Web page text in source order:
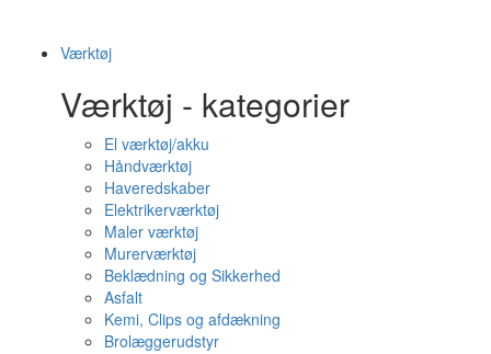
Værktøj
Værktøj - kategorier
El værktøj/akku
Håndværktøj
Haveredskaber
Elektrikerværktøj
Maler værktøj
Murerværktøj
Beklædning og Sikkerhed
Asfalt
Kemi, Clips og afdækning
Brolæggerudstyr